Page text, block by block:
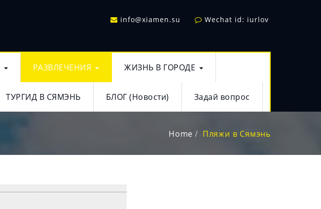
info@xiamen.su Wechat id: iurlov
РАЗВЛЕЧЕНИЯ ЖИЗНЬ В ГОРОДЕ
ТУРГИД В СЯМЭНЬ БЛОГ (Новости) Задай вопрос
Home Пляжи в Сямэнь